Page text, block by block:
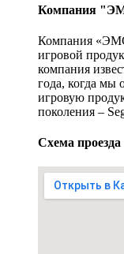
Компания
Компания
игровой
компания
года, когда мы
игровую
поколения –
Схема проезда